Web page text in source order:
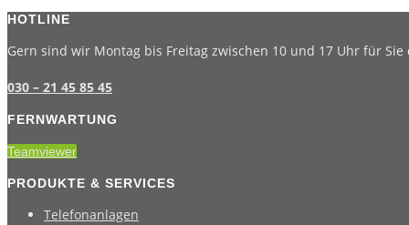
HOTLINE
Gern sind wir Montag bis Freitag zwischen 10 und 17 Uhr für Sie
030 – 21 45 85 45
FERNWARTUNG
Teamviewer
PRODUKTE & SERVICES
Telefonanlagen